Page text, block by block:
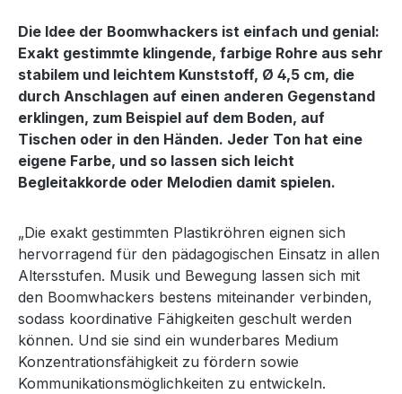
Die Idee der Boomwhackers ist einfach und genial:
Exakt gestimmte klingende, farbige Rohre aus sehr
stabilem und leichtem Kunststoff, Ø 4,5 cm, die
durch Anschlagen auf einen anderen Gegenstand
erklingen, zum Beispiel auf dem Boden, auf
Tischen oder in den Händen. Jeder Ton hat eine
eigene Farbe, und so lassen sich leicht
Begleitakkorde oder Melodien damit spielen.
„Die exakt gestimmten Plastikröhren eignen sich
hervorragend für den pädagogischen Einsatz in allen
Altersstufen. Musik und Bewegung lassen sich mit
den Boomwhackers bestens miteinander verbinden,
sodass koordinative Fähigkeiten geschult werden
können. Und sie sind ein wunderbares Medium
Konzentrationsfähigkeit zu fördern sowie
Kommunikationsmöglichkeiten zu entwickeln.